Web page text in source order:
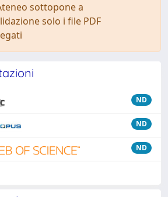
sottopone a
solo i file PDF
ND
ND
ND